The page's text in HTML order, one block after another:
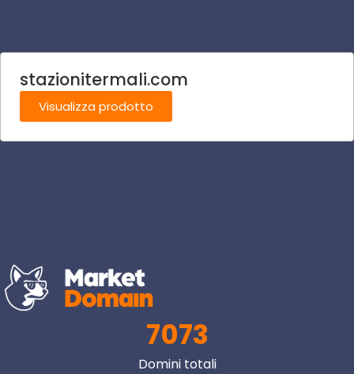
stazionitermali.com
Visualizza prodotto
7073
Domini totali